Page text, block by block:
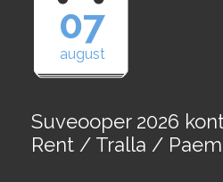
07
august
Suveooper 2026
Rent / Tralla /